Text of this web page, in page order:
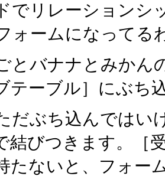
でリレーションシ
ォームになってる
とバナナとみかん
テーブル］にぶ
だぶち込んではい
結びつきます。［
たないと、フォー